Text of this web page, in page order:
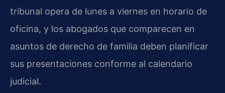
tribunal opera de lunes a viernes en horario de
oficina, y los abogados que comparecen en
asuntos de derecho de familia deben planificar
sus presentaciones conforme al calendario
judicial.